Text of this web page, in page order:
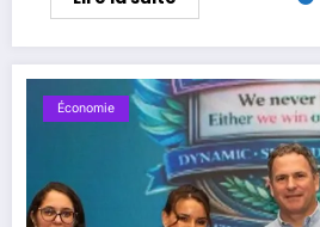
Économie